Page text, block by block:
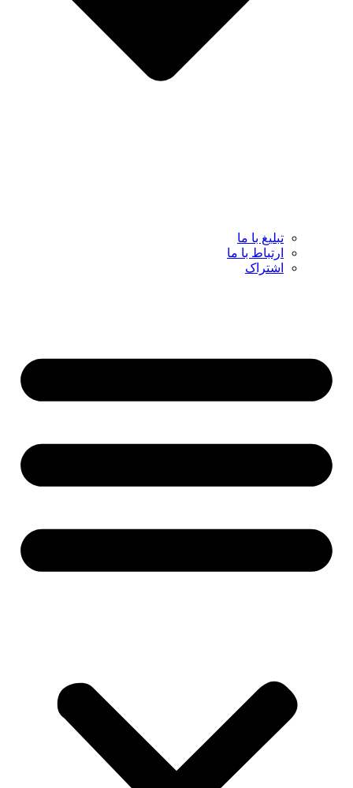
تبلیغ با ما
ارتباط با ما
اشتراک